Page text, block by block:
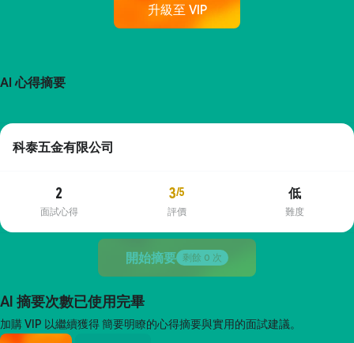
升級至 VIP
AI 心得摘要
科泰五金有限公司
2
面試心得
3/5
評價
低
難度
開始摘要 剩餘 0 次
AI 摘要次數已使用完畢
加購 VIP 以繼續獲得簡要明瞭的心得摘要與實用的面試建議。